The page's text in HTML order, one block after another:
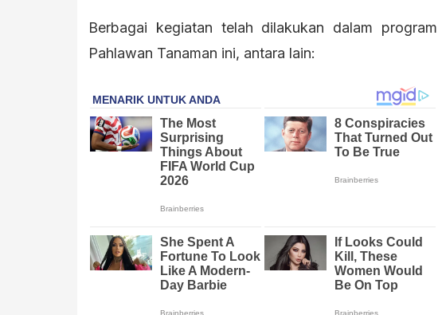
Berbagai kegiatan telah dilakukan dalam program
Pahlawan Tanaman ini, antara lain: